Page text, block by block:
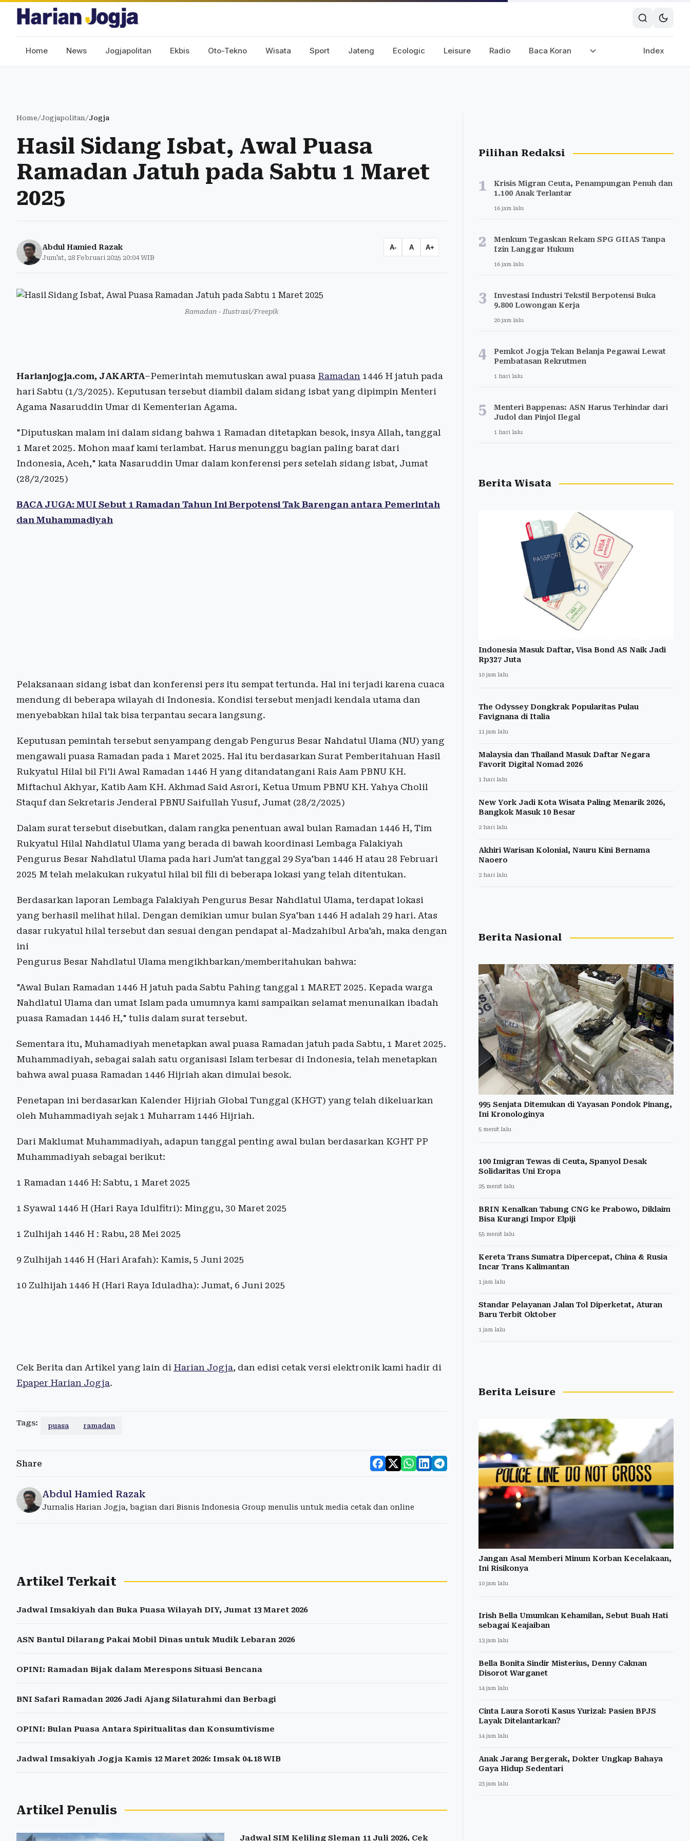
Home News Jogjapolitan Ekbis Oto-Tekno Wisata Sport Jateng Ecologic Leisure Radio Baca Koran Index
Home/Jogjapolitan/Jogja
Hasil Sidang Isbat, Awal Puasa
Ramadan Jatuh pada Sabtu 1 Maret
2025
Abdul Hamied Razak
Jum'at, 28 Februari 2025 20:04 WIB
A- A A+
Ramadan - Ilustrasi/Freepik
Harianjogja.com, JAKARTA–Pemerintah memutuskan awal puasa Ramadan 1446 H jatuh pada
hari Sabtu (1/3/2025). Keputusan tersebut diambil dalam sidang isbat yang dipimpin Menteri
Agama Nasaruddin Umar di Kementerian Agama.
"Diputuskan malam ini dalam sidang bahwa 1 Ramadan ditetapkan besok, insya Allah, tanggal
1 Maret 2025. Mohon maaf kami terlambat. Harus menunggu bagian paling barat dari
Indonesia, Aceh," kata Nasaruddin Umar dalam konferensi pers setelah sidang isbat, Jumat
(28/2/2025)
BACA JUGA: MUI Sebut 1 Ramadan Tahun Ini Berpotensi Tak Barengan antara Pemerintah
dan Muhammadiyah
Pelaksanaan sidang isbat dan konferensi pers itu sempat tertunda. Hal ini terjadi karena cuaca
mendung di beberapa wilayah di Indonesia. Kondisi tersebut menjadi kendala utama dan
menyebabkan hilal tak bisa terpantau secara langsung.
Keputusan pemintah tersebut senyampang dengab Pengurus Besar Nahdatul Ulama (NU) yang
mengawali puasa Ramadan pada 1 Maret 2025. Hal itu berdasarkan Surat Pemberitahuan Hasil
Rukyatul Hilal bil Fi'li Awal Ramadan 1446 H yang ditandatangani Rais Aam PBNU KH.
Miftachul Akhyar, Katib Aam KH. Akhmad Said Asrori, Ketua Umum PBNU KH. Yahya Cholil
Staquf dan Sekretaris Jenderal PBNU Saifullah Yusuf, Jumat (28/2/2025)
Dalam surat tersebut disebutkan, dalam rangka penentuan awal bulan Ramadan 1446 H, Tim
Rukyatul Hilal Nahdlatul Ulama yang berada di bawah koordinasi Lembaga Falakiyah
Pengurus Besar Nahdlatul Ulama pada hari Jum'at tanggal 29 Sya'ban 1446 H atau 28 Februari
2025 M telah melakukan rukyatul hilal bil fili di beberapa lokasi yang telah ditentukan.
Berdasarkan laporan Lembaga Falakiyah Pengurus Besar Nahdlatul Ulama, terdapat lokasi
yang berhasil melihat hilal. Dengan demikian umur bulan Sya'ban 1446 H adalah 29 hari. Atas
dasar rukyatul hilal tersebut dan sesuai dengan pendapat al-Madzahibul Arba'ah, maka dengan
ini
Pengurus Besar Nahdlatul Ulama mengikhbarkan/memberitahukan bahwa:
"Awal Bulan Ramadan 1446 H jatuh pada Sabtu Pahing tanggal 1 MARET 2025. Kepada warga
Nahdlatul Ulama dan umat Islam pada umumnya kami sampaikan selamat menunaikan ibadah
puasa Ramadan 1446 H," tulis dalam surat tersebut.
Sementara itu, Muhamadiyah menetapkan awal puasa Ramadan jatuh pada Sabtu, 1 Maret 2025.
Muhammadiyah, sebagai salah satu organisasi Islam terbesar di Indonesia, telah menetapkan
bahwa awal puasa Ramadan 1446 Hijriah akan dimulai besok.
Penetapan ini berdasarkan Kalender Hijriah Global Tunggal (KHGT) yang telah dikeluarkan
oleh Muhammadiyah sejak 1 Muharram 1446 Hijriah.
Dari Maklumat Muhammadiyah, adapun tanggal penting awal bulan berdasarkan KGHT PP
Muhammadiyah sebagai berikut:
1 Ramadan 1446 H: Sabtu, 1 Maret 2025
1 Syawal 1446 H (Hari Raya Idulfitri): Minggu, 30 Maret 2025
1 Zulhijah 1446 H : Rabu, 28 Mei 2025
9 Zulhijah 1446 H (Hari Arafah): Kamis, 5 Juni 2025
10 Zulhijah 1446 H (Hari Raya Iduladha): Jumat, 6 Juni 2025
Cek Berita dan Artikel yang lain di Harian Jogja, dan edisi cetak versi elektronik kami hadir di
Epaper Harian Jogja.
Tags: puasa ramadan
Share
Abdul Hamied Razak
Jurnalis Harian Jogja, bagian dari Bisnis Indonesia Group menulis untuk media cetak dan online
Artikel Terkait
Jadwal Imsakiyah dan Buka Puasa Wilayah DIY, Jumat 13 Maret 2026
ASN Bantul Dilarang Pakai Mobil Dinas untuk Mudik Lebaran 2026
OPINI: Ramadan Bijak dalam Merespons Situasi Bencana
BNI Safari Ramadan 2026 Jadi Ajang Silaturahmi dan Berbagi
OPINI: Bulan Puasa Antara Spiritualitas dan Konsumtivisme
Jadwal Imsakiyah Jogja Kamis 12 Maret 2026: Imsak 04.18 WIB
Artikel Penulis
Jadwal SIM Keliling Sleman 11 Juli 2026, Cek
Pilihan Redaksi
1
Krisis Migran Ceuta, Penampungan Penuh dan
1.100 Anak Terlantar
16 jam lalu
2
Menkum Tegaskan Rekam SPG GIIAS Tanpa
Izin Langgar Hukum
16 jam lalu
3
Investasi Industri Tekstil Berpotensi Buka
9.800 Lowongan Kerja
20 jam lalu
4
Pemkot Jogja Tekan Belanja Pegawai Lewat
Pembatasan Rekrutmen
1 hari lalu
5
Menteri Bappenas: ASN Harus Terhindar dari
Judol dan Pinjol Ilegal
1 hari lalu
Berita Wisata
Indonesia Masuk Daftar, Visa Bond AS Naik Jadi
Rp327 Juta
10 jam lalu
The Odyssey Dongkrak Popularitas Pulau
Favignana di Italia
11 jam lalu
Malaysia dan Thailand Masuk Daftar Negara
Favorit Digital Nomad 2026
1 hari lalu
New York Jadi Kota Wisata Paling Menarik 2026,
Bangkok Masuk 10 Besar
2 hari lalu
Akhiri Warisan Kolonial, Nauru Kini Bernama
Naoero
2 hari lalu
Berita Nasional
995 Senjata Ditemukan di Yayasan Pondok Pinang,
Ini Kronologinya
5 menit lalu
100 Imigran Tewas di Ceuta, Spanyol Desak
Solidaritas Uni Eropa
25 menit lalu
BRIN Kenalkan Tabung CNG ke Prabowo, Diklaim
Bisa Kurangi Impor Elpiji
55 menit lalu
Kereta Trans Sumatra Dipercepat, China & Rusia
Incar Trans Kalimantan
1 jam lalu
Standar Pelayanan Jalan Tol Diperketat, Aturan
Baru Terbit Oktober
1 jam lalu
Berita Leisure
Jangan Asal Memberi Minum Korban Kecelakaan,
Ini Risikonya
10 jam lalu
Irish Bella Umumkan Kehamilan, Sebut Buah Hati
sebagai Keajaiban
13 jam lalu
Bella Bonita Sindir Misterius, Denny Caknan
Disorot Warganet
14 jam lalu
Cinta Laura Soroti Kasus Yurizal: Pasien BPJS
Layak Ditelantarkan?
14 jam lalu
Anak Jarang Bergerak, Dokter Ungkap Bahaya
Gaya Hidup Sedentari
23 jam lalu